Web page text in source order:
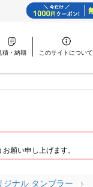
積・納期 このサイトについて
願い申し上げます。
ジナル タンブラー